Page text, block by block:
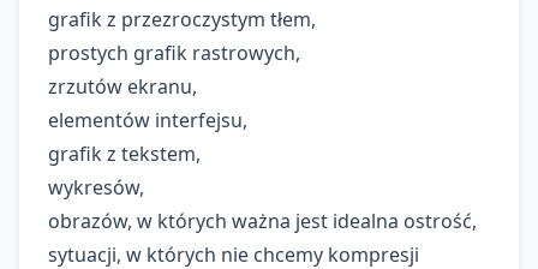
grafik z przezroczystym tłem,
prostych grafik rastrowych,
zrzutów ekranu,
elementów interfejsu,
grafik z tekstem,
wykresów,
obrazów, w których ważna jest idealna ostrość,
sytuacji, w których nie chcemy kompresji